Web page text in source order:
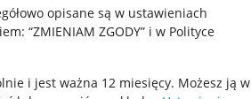
opisane są w ustawieniach
“ZMIENIAM ZGODY” i w Polityce
i jest ważna 12 miesięcy. Możesz ją w